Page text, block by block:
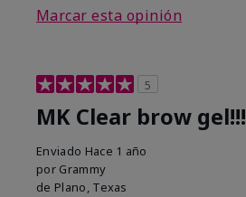
Marcar esta opinión
5
MK Clear brow gel!!!
Enviado Hace 1 año
por Grammy
de Plano, Texas